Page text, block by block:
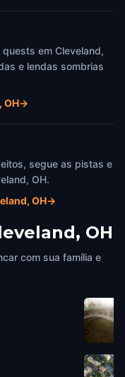
em Cleveland,
e lendas sombrias
OH→
segue as pistas e
OH.
OH→
OH
com sua família e